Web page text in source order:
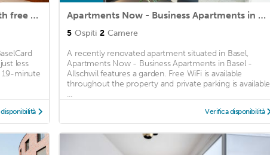
Spacious apartment next to park with free BaselCard
less
19-minute
Apartments Now - Business Apartments in Basel - Allschwil
5 Ospiti 2 Camere
A recently renovated apartment situated in Basel,
Apartments Now - Business Apartments in Basel -
Allschwil features a garden. Free WiFi is available
throughout the property and private parking is available
...
Verifica disponibilità